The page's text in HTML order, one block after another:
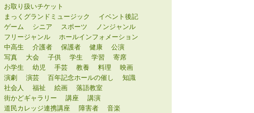
お取り扱いチケット
まっくグランドミュージック
イベント後記
ゲーム
シニア スポーツ
ノンジャンル
フリージャンル
ホールインフォメーション
中高生
介護者 保護者 健康
公演
写真
大会 子供 学生 学習
寄席
小学生
幼児 手芸 教養 料理
映画
演劇
演芸 百年記念ホールの催し
知識
社会人
福祉 絵画
落語教室
街かどギャラリー
講座
講演
道民カレッジ連携講座
障害者 音楽